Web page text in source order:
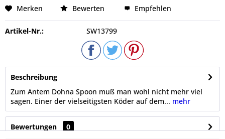
Merken Bewerten Empfehlen
Artikel-Nr.: SW13799
Beschreibung
Zum Antem Dohna Spoon muß man wohl nicht mehr viel
sagen. Einer der vielseitigsten Köder auf dem... mehr
Bewertungen
0